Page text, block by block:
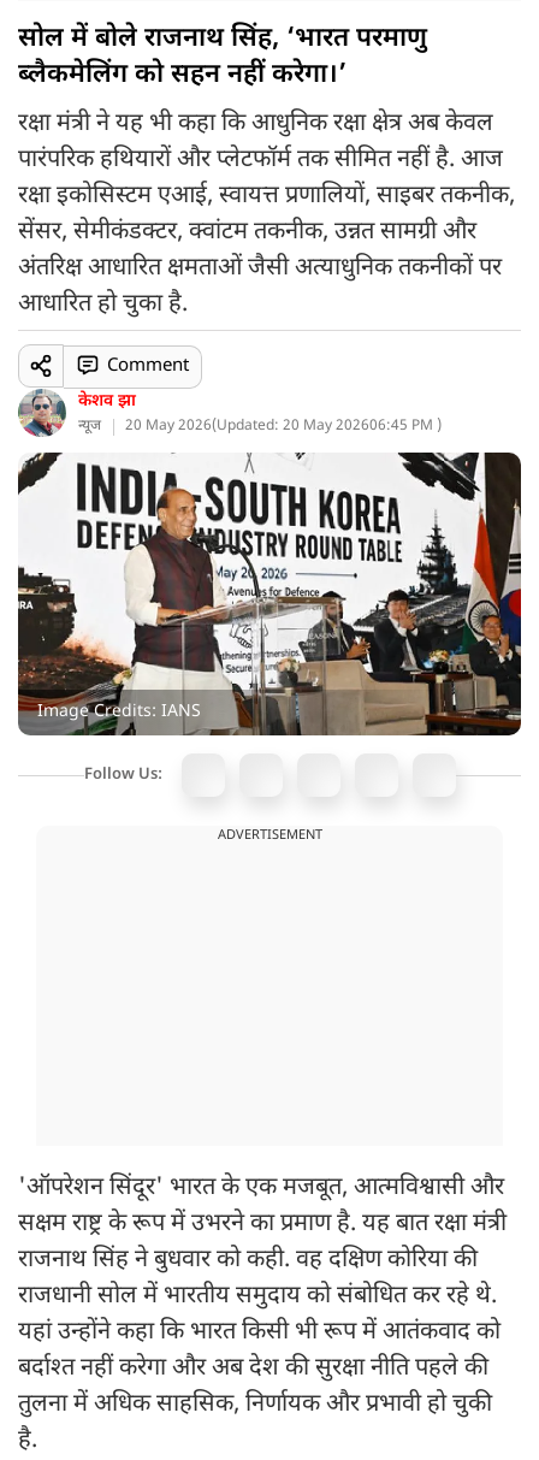
सोल में बोले राजनाथ सिंह, ‘भारत परमाणु
ब्लैकमेलिंग को सहन नहीं करेगा।’
रक्षा मंत्री ने यह भी कहा कि आधुनिक रक्षा क्षेत्र अब केवल
पारंपरिक हथियारों और प्लेटफॉर्म तक सीमित नहीं है. आज
रक्षा इकोसिस्टम एआई, स्वायत्त प्रणालियों, साइबर तकनीक,
सेंसर, सेमीकंडक्टर, क्वांटम तकनीक, उन्नत सामग्री और
अंतरिक्ष आधारित क्षमताओं जैसी अत्याधुनिक तकनीकों पर
आधारित हो चुका है.
केशव झा
न्यूज 20 May 2026(Updated: 20 May 202606:45 PM )
Comment
Image Credits: IANS
Follow Us:
ADVERTISEMENT
'ऑपरेशन सिंदूर' भारत के एक मजबूत, आत्मविश्वासी और
सक्षम राष्ट्र के रूप में उभरने का प्रमाण है. यह बात रक्षा मंत्री
राजनाथ सिंह ने बुधवार को कही. वह दक्षिण कोरिया की
राजधानी सोल में भारतीय समुदाय को संबोधित कर रहे थे.
यहां उन्होंने कहा कि भारत किसी भी रूप में आतंकवाद को
बर्दाश्त नहीं करेगा और अब देश की सुरक्षा नीति पहले की
तुलना में अधिक साहसिक, निर्णायक और प्रभावी हो चुकी
है.